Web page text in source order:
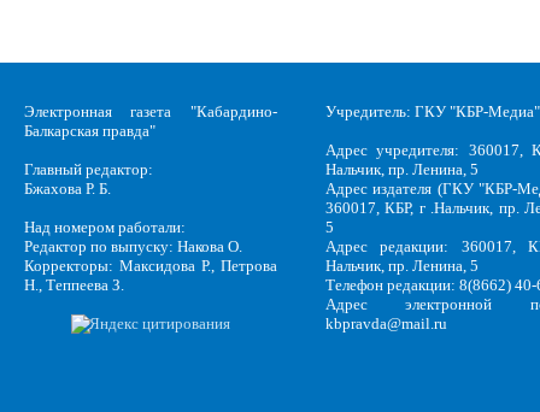
Электронная газета "Кабардино-
Балкарская правда"
Главный редактор:
Бжахова Р. Б.
Над номером работали:
Редактор по выпуску: Накова О.
Корректоры: Максидова Р., Петрова
Н., Теппеева З.
Учредитель: ГКУ "КБР-Медиа"
Адрес учредителя: 360017,
Нальчик, пр. Ленина, 5
Адрес издателя (ГКУ "КБР-
360017, КБР, г .Нальчик, пр.
5
Адрес редакции: 360017,
Нальчик, пр. Ленина, 5
Телефон редакции: 8(8662)
Адрес электронной
kbpravda@mail.ru